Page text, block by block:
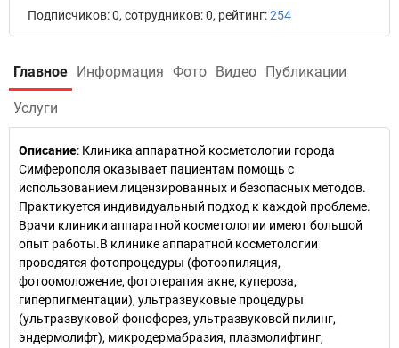
Подписчиков: 0, сотрудников: 0, рейтинг:254
Главное Информация Фото Видео Публикации
Услуги
Описание: Клиника аппаратной косметологии города
Симферополя оказывает пациентам помощь с
использованием лицензированных и безопасных методов.
Практикуется индивидуальный подход к каждой проблеме.
Врачи клиники аппаратной косметологии имеют большой
опыт работы.В клинике аппаратной косметологии
проводятся фотопроцедуры (фотоэпиляция,
фотоомоложение, фототерапия акне, купероза,
гиперпигментации), ультразвуковые процедуры
(ультразвуковой фонофорез, ультразвуковой пилинг,
эндермолифт), микродермабразия, плазмолифтинг,